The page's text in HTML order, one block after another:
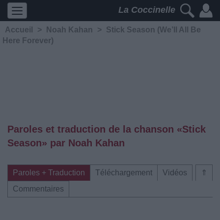
La Coccinelle
Accueil > Noah Kahan >
Stick Season (We’ll All Be
Here Forever)
Paroles et traduction de la chanson «Stick
Season» par Noah Kahan
⇑
Paroles + Traduction Téléchargement
Vidéos
Commentaires